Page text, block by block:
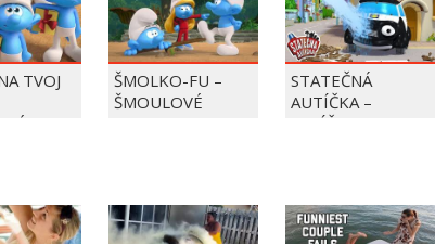
TVOJ
ŠMOLKO-FU –
ŠMOULOVÉ
STATEČNÁ
AUTÍČKA –
BALÍČEK PIERRE